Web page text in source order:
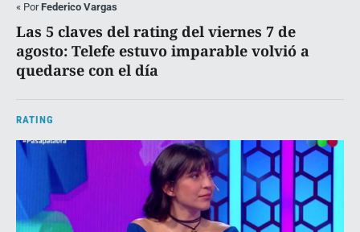
« PorFederico Vargas
Las 5 claves del rating del viernes 7 de
agosto: Telefe estuvo imparable volvió a
quedarse con el día
RATING